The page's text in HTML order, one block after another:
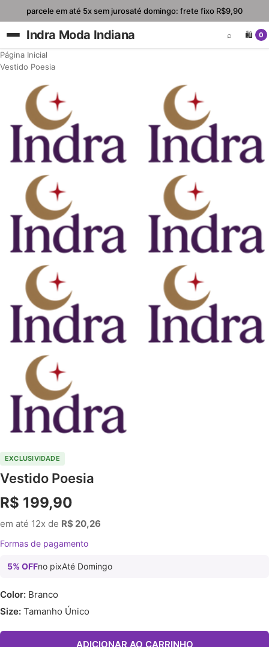
parcele em até 5x sem jurosaté domingo: frete fixo R$9,90
Indra Moda Indiana ⌕ 🛍️ 0
Página Inicial
Vestido Poesia
EXCLUSIVIDADE
Vestido Poesia
R$ 199,90
em até 12x de R$ 20,26
Formas de pagamento
5% OFFno pixAté Domingo
Color: Branco
Size: Tamanho Único
ADICIONAR AO CARRINHO